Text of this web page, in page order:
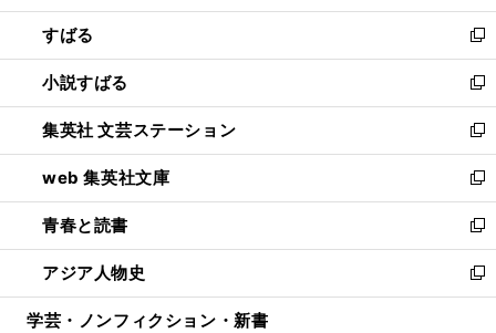
開
く
ウ
で
開
く
ン
ド
ウ
で
開
く
すばる
新
し
い
ウ
ィ
ン
ド
ウ
で
開
く
小説すばる
新
し
い
ウ
ィ
ン
ド
ウ
で
開
集英社 文芸ステーション
新
し
い
ウ
ィ
ン
ド
ウ
web 集英社文庫
新
し
い
ウ
ィ
ン
青春と読書
新
し
い
ウ
アジア人物史
新
し
学芸・ノンフィクション・新書